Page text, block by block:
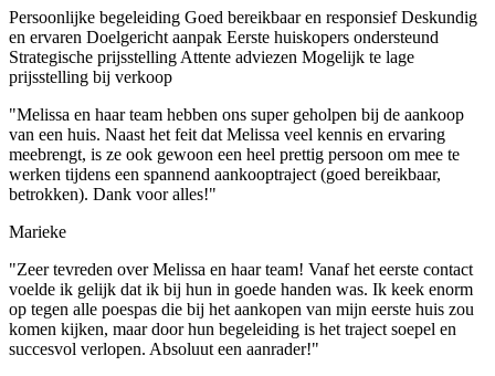
Persoonlijke begeleiding Goed bereikbaar en responsiefDeskundig
en ervaren Doelgericht aanpak Eerste huiskopers ondersteund
Strategische prijsstellingAttente adviezen Mogelijk te lage
prijsstelling bij verkoop
"Melissa en haar team hebben ons super geholpen bij de aankoop
van een huis. Naast het feit dat Melissa veel kennis en ervaring
meebrengt, is ze ook gewoon een heel prettig persoon om mee te
werken tijdens een spannend aankooptraject (goed bereikbaar,
betrokken). Dank voor alles!"
Marieke
"Zeer tevreden over Melissa en haar team! Vanaf het eerste contact
voelde ik gelijk dat ik bij hun in goede handen was. Ik keek enorm
op tegen alle poespas die bij het aankopen van mijn eerste huis zou
komen kijken, maar door hun begeleiding is het traject soepel en
succesvol verlopen. Absoluut een aanrader!"